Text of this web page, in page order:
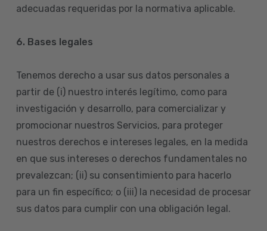
adecuadas requeridas por la normativa aplicable.
6. Bases legales
Tenemos derecho a usar sus datos personales a
partir de (i) nuestro interés legítimo, como para
investigación y desarrollo, para comercializar y
promocionar nuestros Servicios, para proteger
nuestros derechos e intereses legales, en la medida
en que sus intereses o derechos fundamentales no
prevalezcan; (ii) su consentimiento para hacerlo
para un fin específico; o (iii) la necesidad de procesar
sus datos para cumplir con una obligación legal.